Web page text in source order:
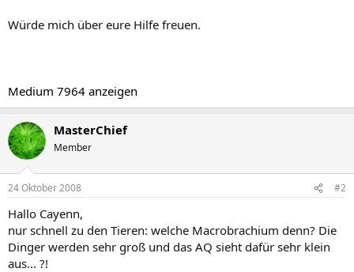
Würde mich über eure Hilfe freuen.
Medium 7964 anzeigen
MasterChief
Member
24 Oktober 2008 #2
Hallo Cayenn,
nur schnell zu den Tieren: welche Macrobrachium denn? Die
Dinger werden sehr groß und das AQ sieht dafür sehr klein
aus... ?!